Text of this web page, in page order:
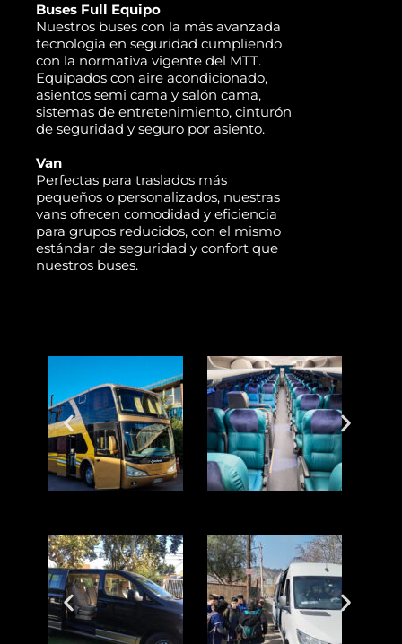
Buses Full Equipo
Nuestros buses con la más avanzada
tecnología en seguridad cumpliendo
con la normativa vigente del MTT.
Equipados con aire acondicionado,
asientos semi cama y salón cama,
sistemas de entretenimiento, cinturón
de seguridad y seguro por asiento.
Van
Perfectas para traslados más
pequeños o personalizados, nuestras
vans ofrecen comodidad y eficiencia
para grupos reducidos, con el mismo
estándar de seguridad y confort que
nuestros buses.